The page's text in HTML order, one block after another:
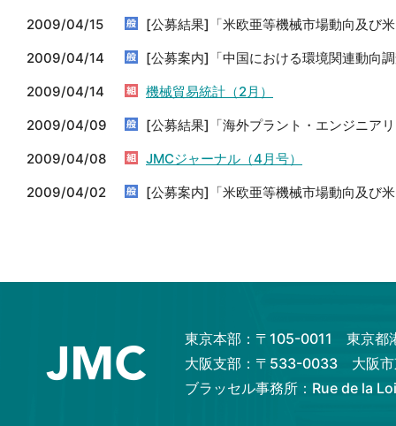
2009/04/15
[公募結果]「米欧亜等機械市場動向及び
2009/04/14
[公募案内]「中国における環境関連動向
2009/04/14
機械貿易統計（2月）
2009/04/09
[公募結果]「海外プラント・エンジニア
2009/04/08
JMCジャーナル（4月号）
2009/04/02
[公募案内]「米欧亜等機械市場動向及び
東京本部：〒105-0011 東京都
大阪支部：〒533-0033 大阪市
ブラッセル事務所：Rue de la